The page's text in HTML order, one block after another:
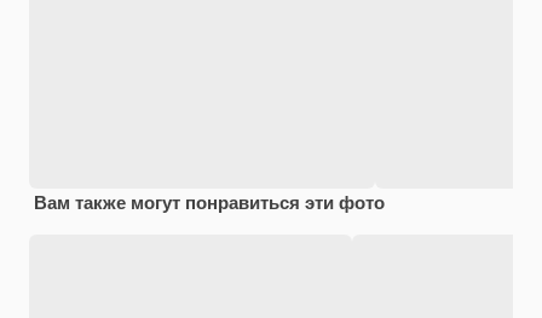
Вам также могут понравиться эти фото